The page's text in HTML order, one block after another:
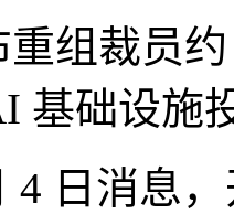
重组裁员
基础设施
4 日消息